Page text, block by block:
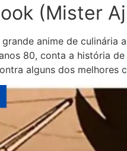
(Mister
anime de culinária
80, conta a história
alguns dos melhores